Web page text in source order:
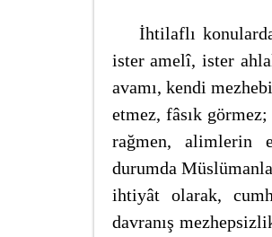
İhtilaflı
ister amelî, ister
avamı, kendi
etmez, fâsık
rağmen, alimlerin
durumda
ihtiyât olarak,
davranış